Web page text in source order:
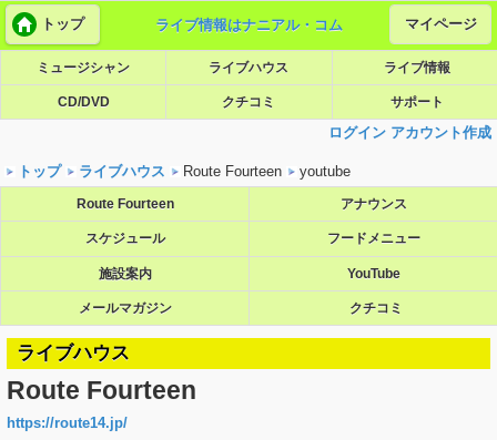
トップ ライブ情報はナニアル・コム マイページ
ミュージシャン ライブハウス ライブ情報
CD/DVD クチコミ サポート
ログイン アカウント作成
トップ ライブハウス Route Fourteen youtube
Route Fourteen アナウンス
スケジュール フードメニュー
施設案内 YouTube
メールマガジン クチコミ
ライブハウス
Route Fourteen
https://route14.jp/